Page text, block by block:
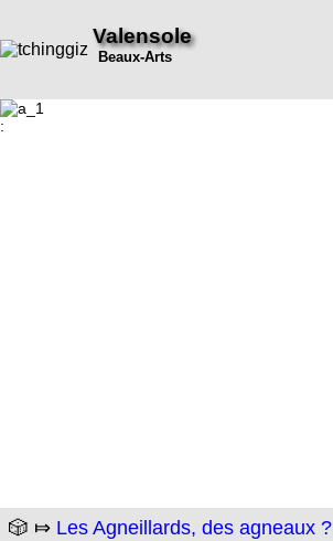
Valensole
Beaux-Arts
:
🎲 ⤇ Les Agneillards, des agneaux ?